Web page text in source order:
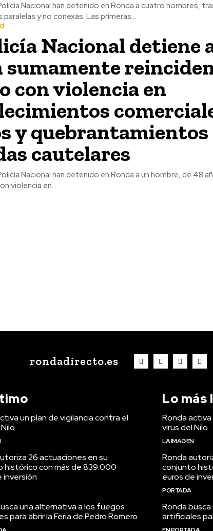
han detenido en Ronda a cuatro hombres, tras realizar varias
y no conexas. Las primeras...
Nacional detiene
sumamente
con violencia en
y quebrantamientos
cautelares
han detenido en Ronda a un hombre, de 48 años, como autor
violencia en...
rondadirecto.es
un plan de vigilancia contra el
26 actuaciones en su
histórico con más de 839.000
inversión
una alternativa a los fuegos
para abrir la Feria de Pedro Romero
Lo más
Ronda
virus del Nilo
LA IMAGEN
Ronda
conjunto
euros de
PORTADA
Ronda
artificiales